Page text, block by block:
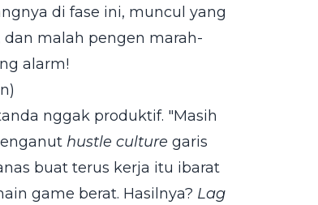
di fase ini, muncul yang
dan malah pengen marah-
alarm!
nggak produktif. "Masih
hustle culture garis
buat terus kerja itu ibarat
game berat. Hasilnya? Lag